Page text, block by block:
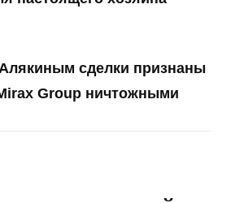
сделки признаны
Group ничтожными